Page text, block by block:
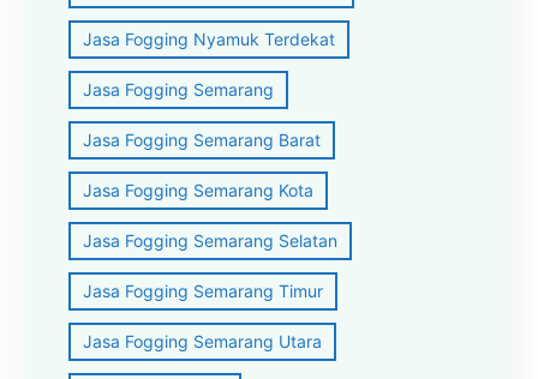
Jasa Fogging Nyamuk Terdekat
Jasa Fogging Semarang
Jasa Fogging Semarang Barat
Jasa Fogging Semarang Kota
Jasa Fogging Semarang Selatan
Jasa Fogging Semarang Timur
Jasa Fogging Semarang Utara